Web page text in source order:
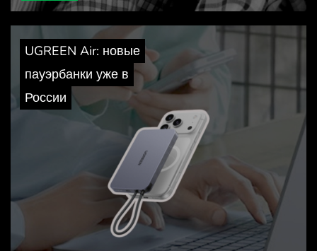
UGREEN Air: новые
пауэрбанки уже в
России